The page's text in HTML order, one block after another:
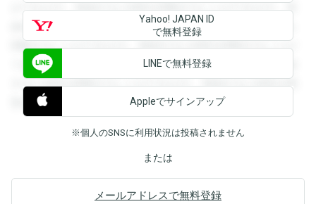
ができます。登録すると回答を閲覧することができます。登
録すると回答を閲覧することができます。登録すると回答を
閲覧することができます。登録すると回答を閲覧することが
できます。登録すると回答を閲覧することができます。登録
すると回答を閲覧することができます。登録すると回答を閲
覧することができます。
Yahoo! JAPAN ID
で無料登録
LINEで無料登録
Appleでサインアップ
※個人のSNSに利用状況は投稿されません
または
メールアドレスで無料登録